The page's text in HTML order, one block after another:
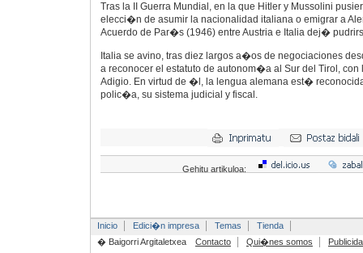
Tras la II Guerra Mundial, en la que Hitler y Mussolini
elecci�n de asumir la nacionalidad italiana o emigrar a
Acuerdo de Par�s (1946) entre Austria e Italia dej�
Italia se avino, tras diez largos a�os de negociaciones
a reconocer el estatuto de autonom�a al Sur del Tirol,
Adigio. En virtud de �l, la lengua alemana est�
polic�a, su sistema judicial y fiscal.
Gehitu artikuloa:
Inicio Edici�n impresa Temas
Tienda
� Baigorri Argitaletxea
Contacto Qui�nes somos